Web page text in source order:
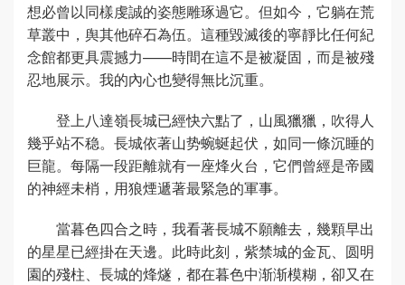
想必曾以同樣虔誠的姿態雕琢過它。但如今，它躺在荒
草叢中，舆其他碎石為伍。這種毀滅後的寧靜比任何紀
念館都更具震撼力——時間在這不是被凝固，而是被殘
忍地展示。我的內心也變得無比沉重。
登上八達嶺長城已經快六點了，山風獵獵，吹得人
幾乎站不稳。長城依著山势蜿蜒起伏，如同一條沉睡的
巨龍。每隔一段距離就有一座烽火台，它們曾經是帝國
的神經未梢，用狼煙遞著最緊急的軍事。
當暮色四合之時，我看著長城不願離去，幾顆早出
的星星已經掛在天邊。此時此刻，紫禁城的金瓦、圆明
園的殘柱、長城的烽燧，都在暮色中渐渐模糊，卻又在